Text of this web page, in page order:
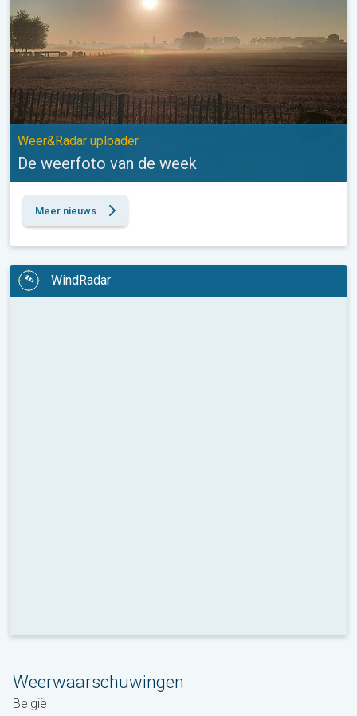
Weer&Radar uploader
De weerfoto van de week
Meer nieuws
WindRadar
Weerwaarschuwingen
België